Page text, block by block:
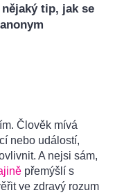
tip, jak se
Člověk mívá
nebo událostí,
A nejsi sám,
přemýšlí s
ve zdravý rozum